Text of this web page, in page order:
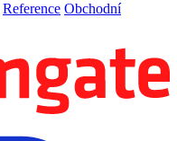
Reference Obchodní